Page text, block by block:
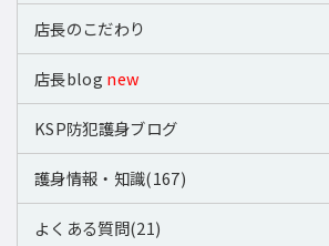
店長のこだわり
店長blog new
KSP防犯護身ブログ
護身情報・知識(167)
よくある質問(21)